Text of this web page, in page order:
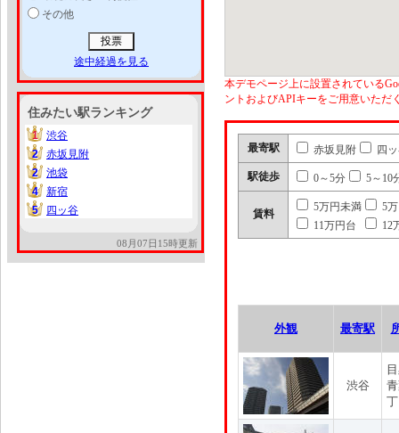
その他
途中経過を見る
住みたい駅ランキング
1
1
渋谷
2
2
赤坂見附
2
2
池袋
4
4
新宿
5
5 四ッ谷
08月07日15時更新
本デモページ上に設置されている
ントおよびAPIキーをご用意いただ
最寄駅 赤坂見附 四
駅徒歩 0～5分 5～10
賃料
5万円未満
5
11万円台
12
外観 最寄駅
渋谷